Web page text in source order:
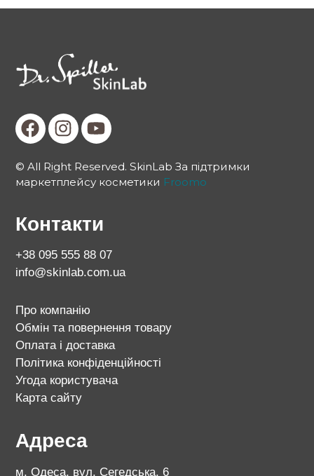
© All Right Reserved. SkinLab За підтримки
маркетплейсу косметики Froomo
Контакти
+38 095 555 88 07
info@skinlab.com.ua
Про компанію
Обмін та повернення товару
Оплата і доставка
Політика конфіденційності
Угода користувача
Карта сайту
Адреса
м. Одеса, вул. Сегедська, 6